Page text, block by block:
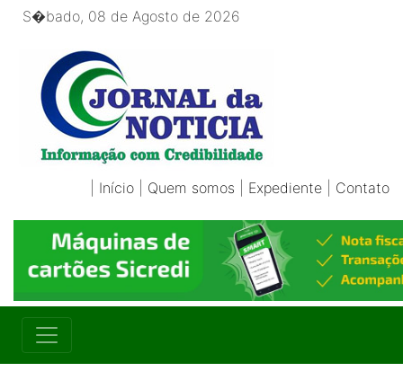
S�bado, 08 de Agosto de 2026
Início Quem somos Expediente Contato